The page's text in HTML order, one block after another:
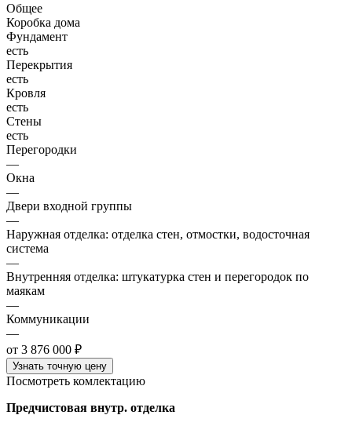
Общее
Коробка дома
Фундамент
есть
Перекрытия
есть
Кровля
есть
Стены
есть
Перегородки
—
Окна
—
Двери входной группы
—
Наружная отделка: отделка стен, отмостки, водосточная
система
—
Внутренняя отделка: штукатурка стен и перегородок по
маякам
—
Коммуникации
—
от 3 876 000 ₽
Узнать точную цену
Посмотреть комлектацию
Предчистовая внутр. отделка